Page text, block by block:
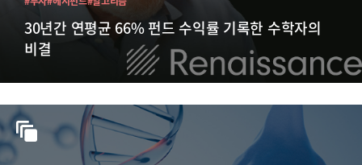
30년간 연평균 66% 펀드 수익률 기록한 수학자의
비결